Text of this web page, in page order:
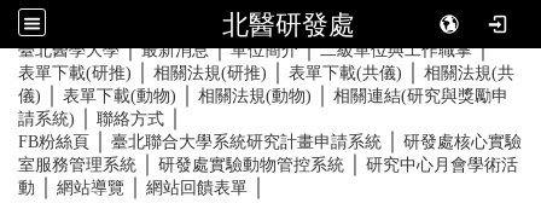
北醫研發處
::: 臺北醫學大學｜最新消息｜單位簡介｜二級單位與工作職掌｜
表單下載(研推) 相關法規(研推) 表單下載(共儀)
相關法規(共
儀)
表單下載(動物) 相關法規(動物)
相關連結(研究與獎勵申
請系統)
聯絡方式
FB粉絲頁 臺北聯合大學系統研究計畫申請系統
研發處核心實驗
室服務管理系統
研發處實驗動物管控系統
研究中心月會學術活
動
網站導覽 網站回饋表單